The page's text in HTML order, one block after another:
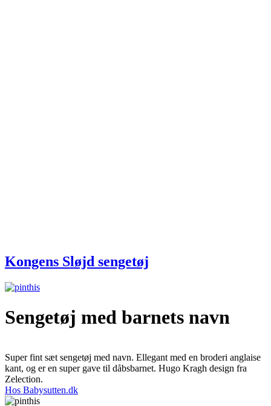
Kongens Sløjd sengetøj
Sengetøj med barnets navn
Super fint sæt sengetøj med navn. Ellegant med en broderi anglaise
kant, og er en super gave til dåbsbarnet. Hugo Kragh design fra
Zelection.
Hos Babysutten.dk